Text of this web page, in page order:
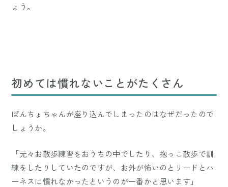
ょう。
初めては慣れないことがたくさん
ぽんちょちゃんが座り込んでしまったのはなぜだったので
しょうか。
「元々お散歩練習をおうちの中でしたり、抱っこ散歩で訓
練をしたりしていたのですが、お外が怖いのとリードとハ
ーネスに慣れなかったというのが一番かと思います」